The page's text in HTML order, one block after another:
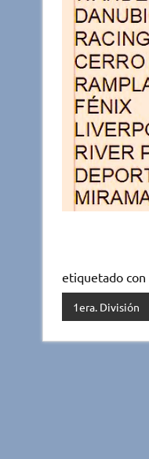
etiquetado con
1era. División